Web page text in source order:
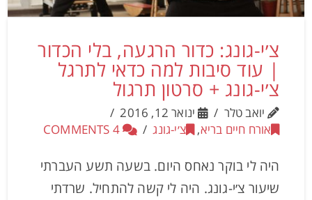
צ׳י-גונג: כדור הרגעה, בלי הכדור
| עוד סיבות למה כדאי לתרגל
צ׳י-גונג + סרטון תרגול
יואב טלר
ינואר 12, 2016
אורח חיים בריא, צ׳י-גונג 4 COMMENTS
היה לי בוקר נאחס היום. בשעה תשע העברתי
שיעור צ׳י-גונג. היה לי קשה להתחיל. שרדתי